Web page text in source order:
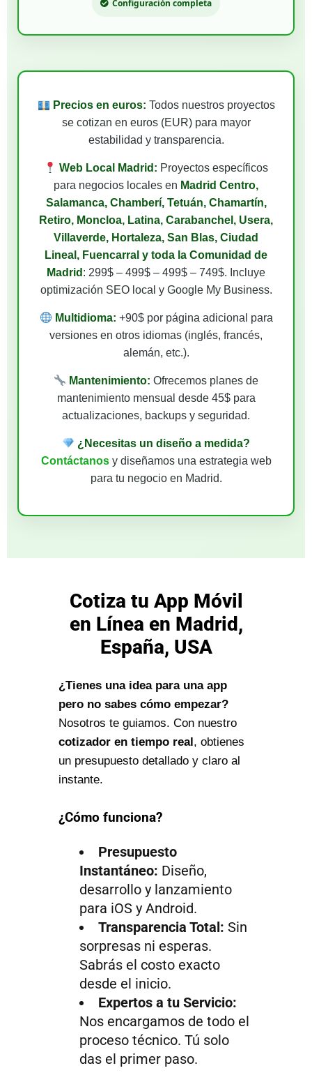
Configuración completa
Precios en euros: Todos nuestros proyectos
se cotizan en euros (EUR) para mayor
estabilidad y transparencia.
Web Local Madrid: Proyectos específicos
para negocios locales en Madrid Centro,
Salamanca, Chamberí, Tetuán, Chamartín,
Retiro, Moncloa, Latina, Carabanchel, Usera,
Villaverde, Hortaleza, San Blas, Ciudad
Lineal, Fuencarral y toda la Comunidad de
Madrid : 299$ – 499$ – 499$ – 749$. Incluye
optimización SEO local y Google My Business.
Multidioma: +90$ por página adicional para
versiones en otros idiomas (inglés, francés,
alemán, etc.).
Mantenimiento: Ofrecemos planes de
mantenimiento mensual desde 45$ para
actualizaciones, backups y seguridad.
¿Necesitas un diseño a medida?
Contáctanosy diseñamos una estrategia web
para tu negocio en Madrid.
Cotiza tu App Móvil
en Línea en Madrid,
España, USA
¿Tienes una idea para una app
pero no sabes cómo empezar?
Nosotros te guiamos. Con nuestro
cotizador en tiempo real, obtienes
un presupuesto detallado y claro al
instante.
¿Cómo funciona?
Presupuesto
Instantáneo: Diseño,
desarrollo y lanzamiento
para iOS y Android.
Transparencia Total: Sin
sorpresas ni esperas.
Sabrás el costo exacto
desde el inicio.
Expertos a tu Servicio:
Nos encargamos de todo el
proceso técnico. Tú solo
das el primer paso.